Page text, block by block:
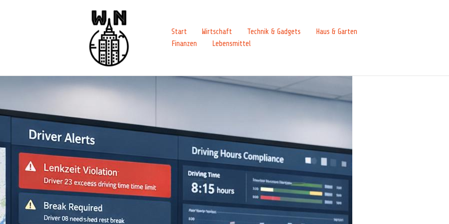
Start Wirtschaft Technik & Gadgets
Haus & Garten
Finanzen
Lebensmittel